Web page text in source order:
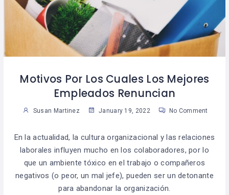
Motivos Por Los Cuales Los Mejores
Empleados Renuncian
Susan Martinez January 19, 2022 No Comment
En la actualidad, la cultura organizacional y las relaciones
laborales influyen mucho en los colaboradores, por lo
que un ambiente tóxico en el trabajo o compañeros
negativos (o peor, un mal jefe), pueden ser un detonante
para abandonar la organización.